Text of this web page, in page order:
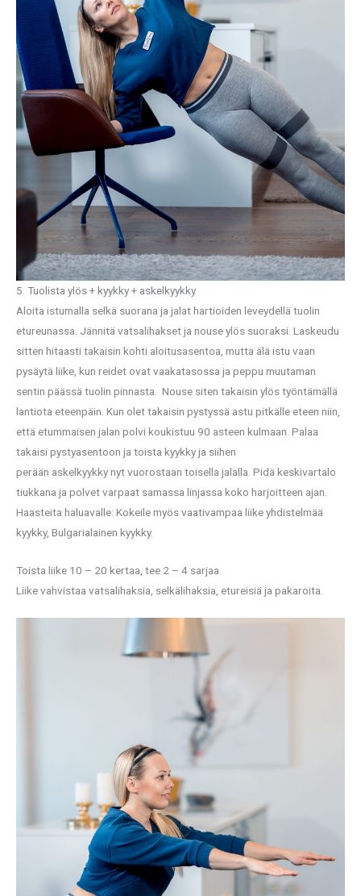
5. Tuolista ylös + kyykky + askelkyykky
Aloita istumalla selkä suorana ja jalat hartioiden leveydellä tuolin
etureunassa. Jännitä vatsalihakset ja nouse ylös suoraksi. Laskeudu
sitten hitaasti takaisin kohti aloitusasentoa, mutta älä istu vaan
pysäytä liike, kun reidet ovat vaakatasossa ja peppu muutaman
sentin päässä tuolin pinnasta. Nouse siten takaisin ylös työntämällä
lantiota eteenpäin. Kun olet takaisin pystyssä astu pitkälle eteen niin,
että etummaisen jalan polvi koukistuu 90 asteen kulmaan. Palaa
takaisi pystyasentoon ja toista kyykky ja siihen
perään askelkyykky nyt vuorostaan toisella jalalla. Pidä keskivartalo
tiukkana ja polvet varpaat samassa linjassa koko harjoitteen ajan.
Haasteita haluavalle: Kokeile myös vaativampaa liike yhdistelmää
kyykky, Bulgarialainen kyykky.
Toista liike 10 – 20 kertaa, tee 2 – 4 sarjaa.
Liike vahvistaa vatsalihaksia, selkälihaksia, etureisiä ja pakaroita.